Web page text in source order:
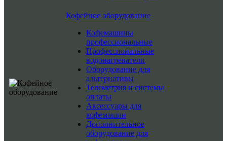
Кофейное оборудование
Кофемашины
профессиональные
Профессиональные
водонагреватели
Оборудование для
альтернативы
Телеметрия и системы
оплаты
Аксессуары для
кофемашин
Дополнительное
оборудование для